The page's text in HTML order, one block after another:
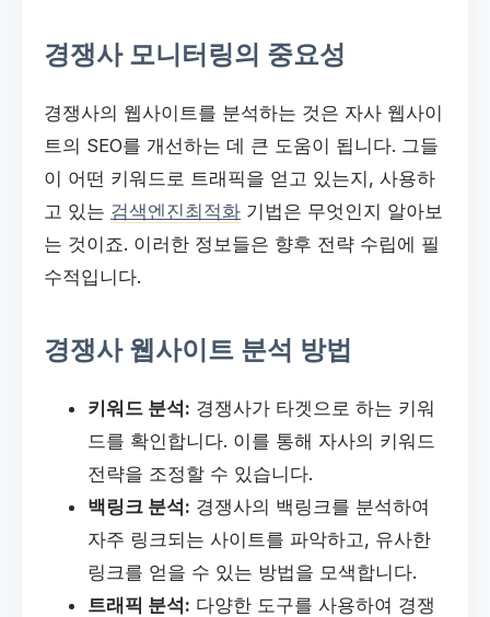
경쟁사 모니터링의 중요성
경쟁사의 웹사이트를 분석하는 것은 자사 웹사이
트의 SEO를 개선하는 데 큰 도움이 됩니다. 그들
이 어떤 키워드로 트래픽을 얻고 있는지, 사용하
고 있는 검색엔진최적화 기법은 무엇인지 알아보
는 것이죠. 이러한 정보들은 향후 전략 수립에 필
수적입니다.
경쟁사 웹사이트 분석 방법
키워드 분석: 경쟁사가 타겟으로 하는 키워
드를 확인합니다. 이를 통해 자사의 키워드
전략을 조정할 수 있습니다.
백링크 분석: 경쟁사의 백링크를 분석하여
자주 링크되는 사이트를 파악하고, 유사한
링크를 얻을 수 있는 방법을 모색합니다.
트래픽 분석: 다양한 도구를 사용하여 경쟁